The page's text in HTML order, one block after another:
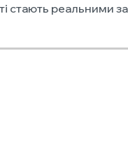
реальними